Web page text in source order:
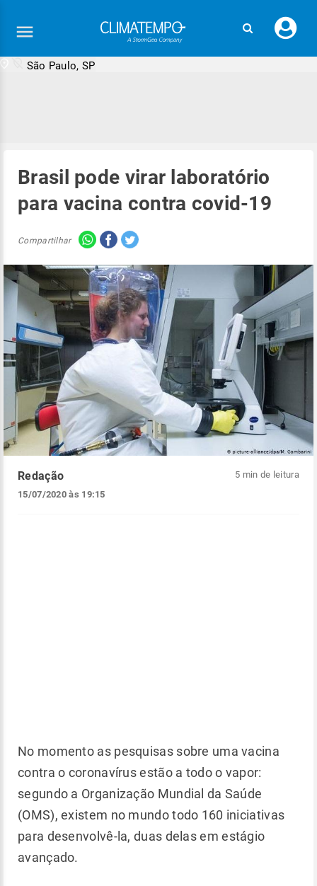
seu
São Paulo, SP
Brasil pode virar laboratório
para vacina contra covid-19
Compartilhar
Redação
15/07/2020 às 19:15
5 min de leitura
No momento as pesquisas sobre uma vacina
contra o coronavírus estão a todo o vapor:
segundo a Organização Mundial da Saúde
(OMS), existem no mundo todo 160 iniciativas
para desenvolvê-la, duas delas em estágio
avançado.